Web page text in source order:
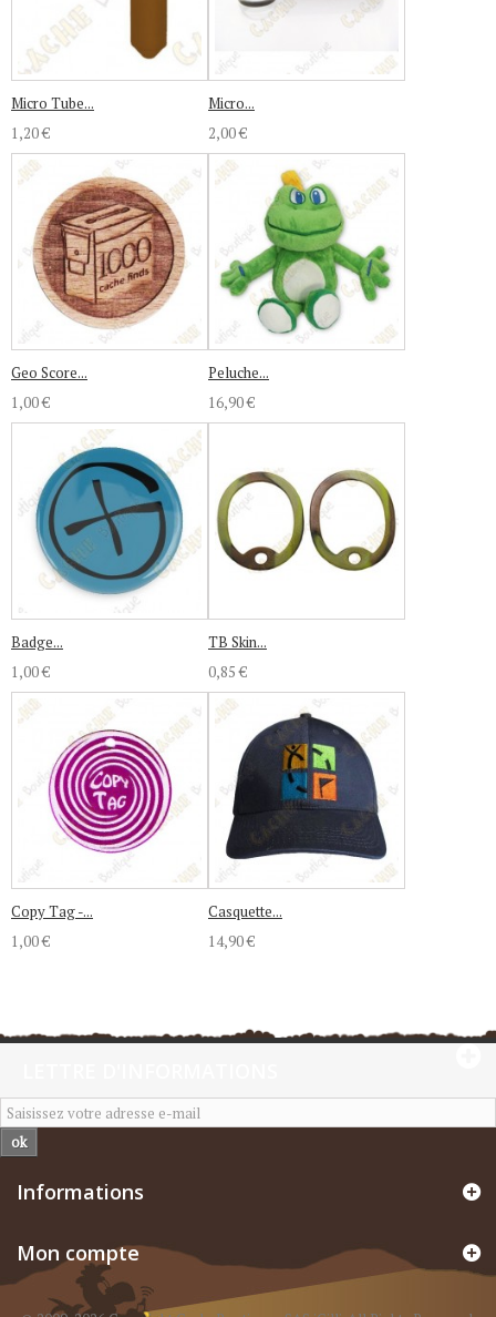
Micro Tube...
1,20 €
Micro...
2,00 €
Geo Score...
1,00 €
Peluche...
16,90 €
Badge...
1,00 €
TB Skin...
0,85 €
Copy Tag -...
1,00 €
Casquette...
14,90 €
ok
Informations
Mon compte